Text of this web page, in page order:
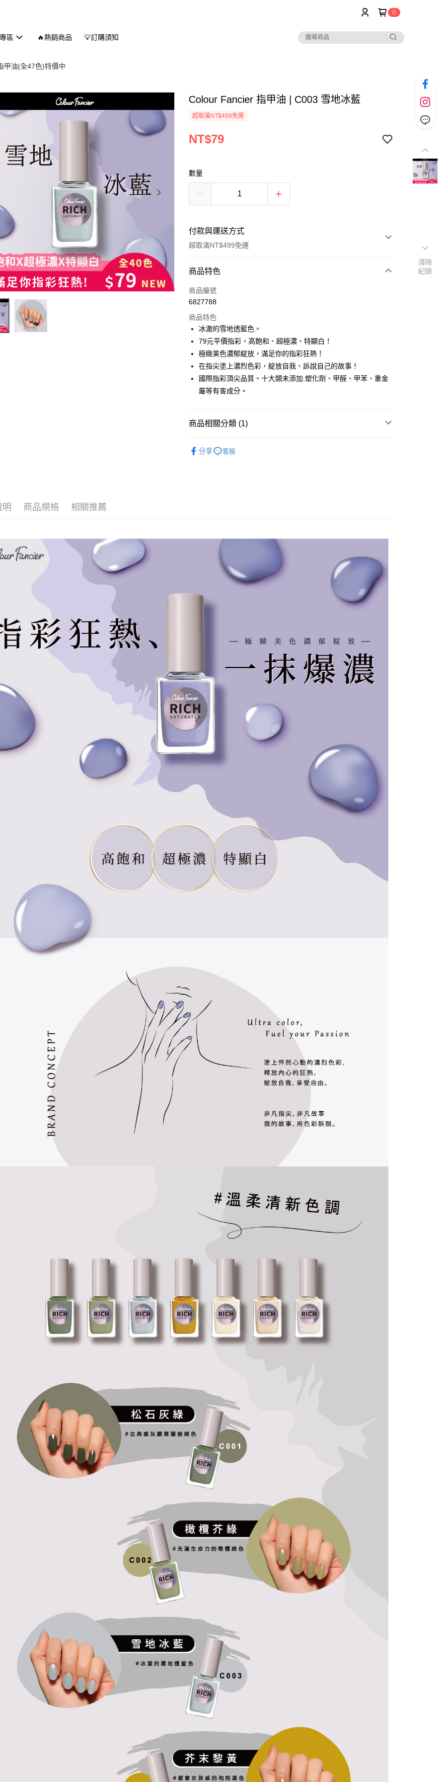
0
區 🔥熱銷商品 💡訂購須知
甲油(全47色)特價中
Colour Fancier 指甲油 | C003 雪地冰藍
超取滿NT$499免運
NT$79
數量
付款與運送方式
超取滿NT$499免運
付款方式
信用卡一次付款
LINE Pay
Apple Pay
街口支付
悠遊付
商品特色
商品編號
6827788
商品特色
冰澈的雪地透藍色。
79元平價指彩，高飽和、超極濃、特顯白！
極緻美色濃郁綻放，滿足你的指彩狂熱！
在指尖塗上濃烈色彩，綻放自我、訴說自己的故事！
國際指彩頂尖品質。十大類未添加:塑化劑、甲醛、甲苯、重金
屬等有害成分。
商品相關分類 (1)
特價中
分享 客服
明 商品規格 相關推薦
清除
紀錄